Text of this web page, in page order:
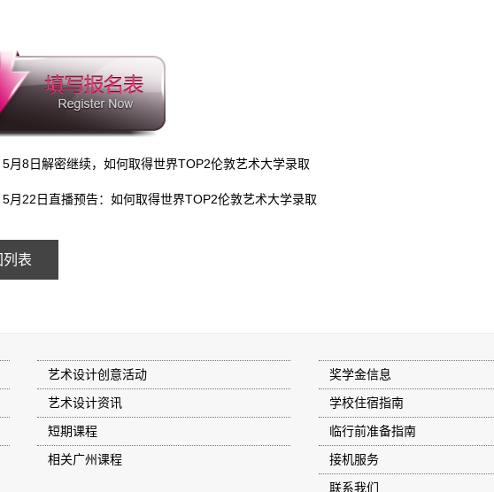
5月8日解密继续，如何取得世界TOP2伦敦艺术大学录取
月22日直播预告：如何取得世界TOP2伦敦艺术大学录取
列表
艺术设计创意活动
艺术设计资讯
短期课程
相关广州课程
奖学金信息
学校住宿指南
临行前准备指南
接机服务
联系我们